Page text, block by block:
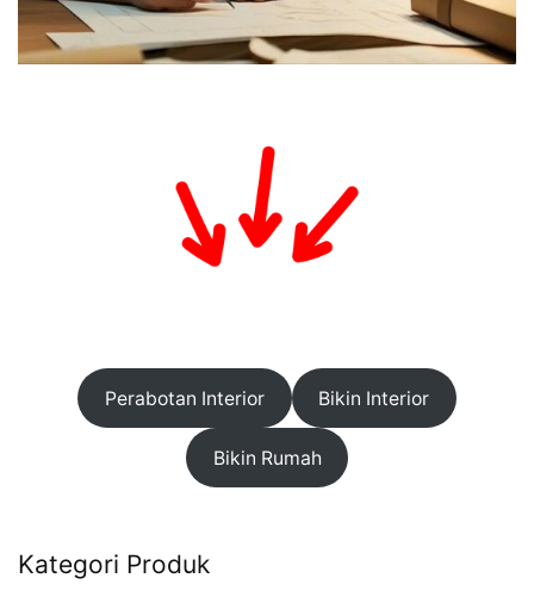
Perabotan Interior Bikin Interior
Bikin Rumah
Kategori Produk